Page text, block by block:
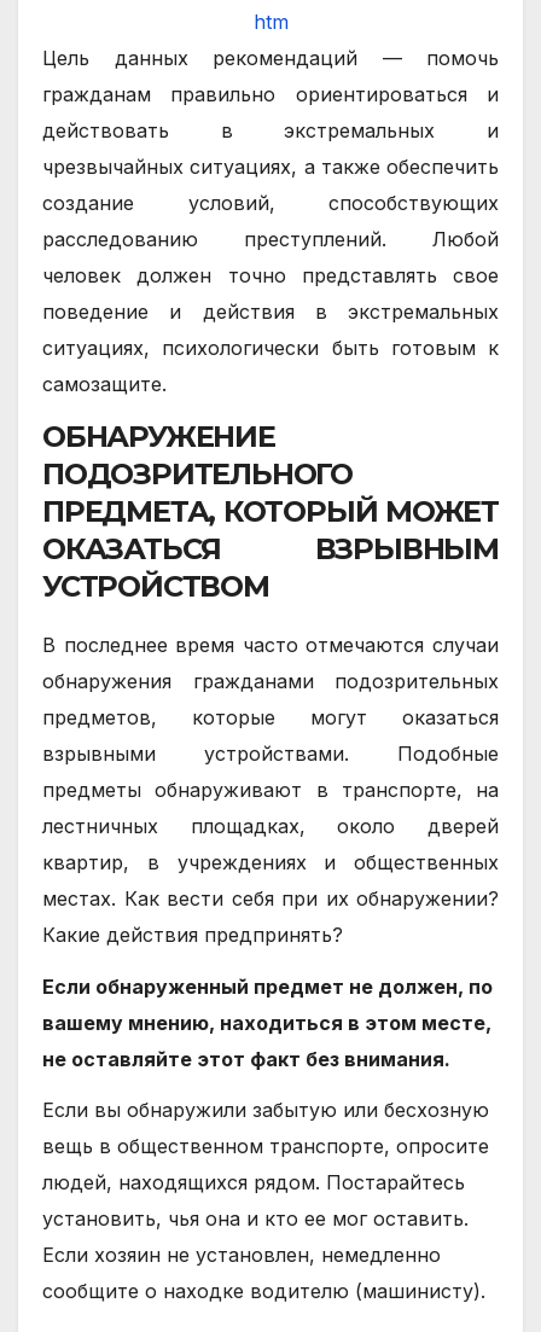
htm
Цель данных рекомендаций — помочь
гражданам правильно ориентироваться и
действовать в экстремальных и
чрезвычайных ситуациях, а также обеспечить
создание условий, способствующих
расследованию преступлений. Любой
человек должен точно представлять свое
поведение и действия в экстремальных
ситуациях, психологически быть готовым к
самозащите.
ОБНАРУЖЕНИЕ
ПОДОЗРИТЕЛЬНОГО
ПРЕДМЕТА, КОТОРЫЙ МОЖЕТ
ОКАЗАТЬСЯ ВЗРЫВНЫМ
УСТРОЙСТВОМ
В последнее время часто отмечаются случаи
обнаружения гражданами подозрительных
предметов, которые могут оказаться
взрывными устройствами. Подобные
предметы обнаруживают в транспорте, на
лестничных площадках, около дверей
квартир, в учреждениях и общественных
местах. Как вести себя при их обнаружении?
Какие действия предпринять?
Если обнаруженный предмет не должен, по
вашему мнению, находиться в этом месте,
не оставляйте этот факт без внимания.
Если вы обнаружили забытую или бесхозную
вещь в общественном транспорте, опросите
людей, находящихся рядом. Постарайтесь
установить, чья она и кто ее мог оставить.
Если хозяин не установлен, немедленно
сообщите о находке водителю (машинисту).